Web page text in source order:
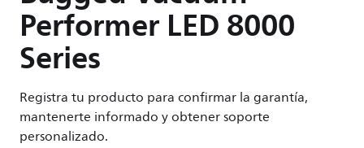
Performer LED 8000
Series
Registra tu producto para confirmar la garantía,
mantenerte informado y obtener soporte
personalizado.